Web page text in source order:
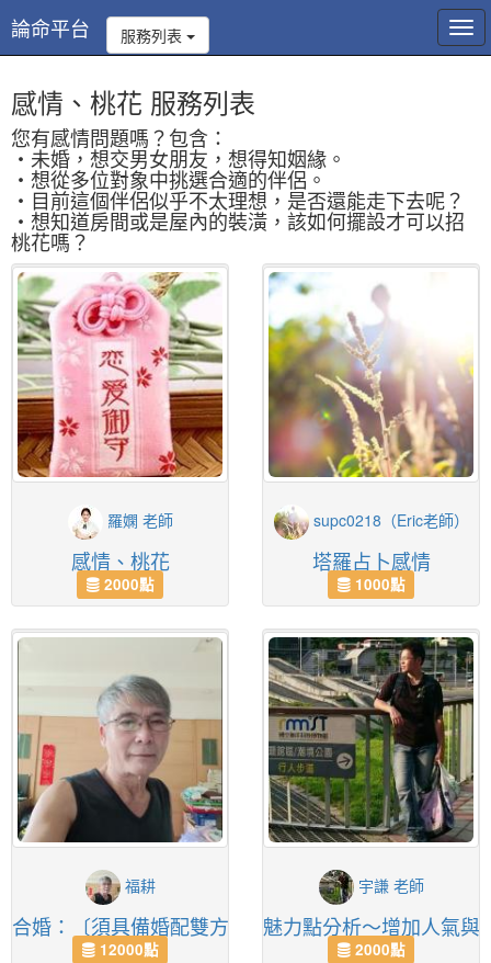
論命平台 服務列表
感情、桃花 服務列表
您有感情問題嗎？包含：
・未婚，想交男女朋友，想得知姻緣。
・想從多位對象中挑選合適的伴侶。
・目前這個伴侶似乎不太理想，是否還能走下去呢？
・想知道房間或是屋內的裝潢，該如何擺設才可以招
桃花嗎？
羅嫻 老師
感情、桃花
2000點
supc0218（Eric老師）
塔羅占卜感情
1000點
福耕
合婚：〔須具備婚配雙方兩張命盤〕
12000點
宇謙 老師
魅力點分析～增加人氣與
2000點